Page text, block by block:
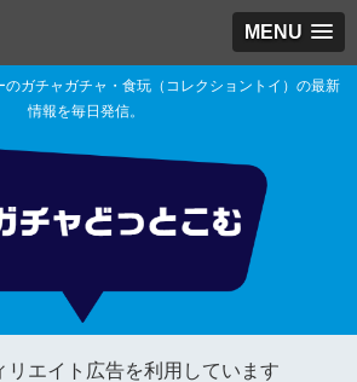
MENU
のガチャガチャ・食玩（コレクショントイ）の最新
情報を毎日発信。
エイト広告を利用しています